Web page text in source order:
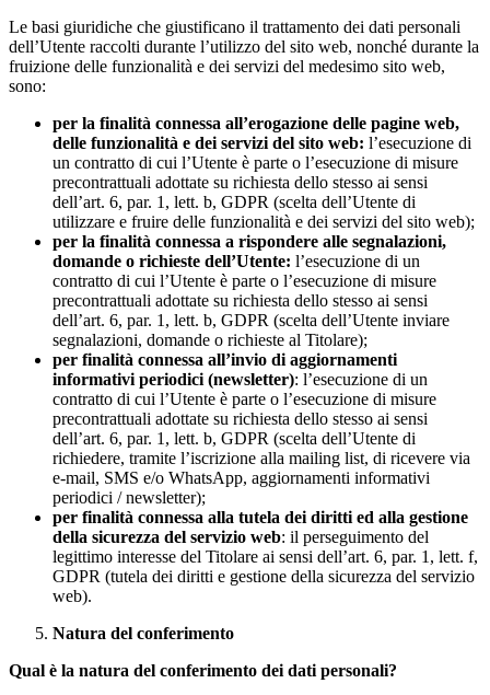
Le basi giuridiche che giustificano il trattamento dei dati personali
dell’Utente raccolti durante l’utilizzo del sito web, nonché durante la
fruizione delle funzionalità e dei servizi del medesimo sito web,
sono:
per la finalità connessa all’erogazione delle pagine web,
delle funzionalità e dei servizi del sito web: l’esecuzione di
un contratto di cui l’Utente è parte o l’esecuzione di misure
precontrattuali adottate su richiesta dello stesso ai sensi
dell’art. 6, par. 1, lett. b, GDPR (scelta dell’Utente di
utilizzare e fruire delle funzionalità e dei servizi del sito web);
per la finalità connessa a rispondere alle segnalazioni,
domande o richieste dell’Utente: l’esecuzione di un
contratto di cui l’Utente è parte o l’esecuzione di misure
precontrattuali adottate su richiesta dello stesso ai sensi
dell’art. 6, par. 1, lett. b, GDPR (scelta dell’Utente inviare
segnalazioni, domande o richieste al Titolare);
per finalità connessa all’invio di aggiornamenti
informativi periodici (newsletter): l’esecuzione di un
contratto di cui l’Utente è parte o l’esecuzione di misure
precontrattuali adottate su richiesta dello stesso ai sensi
dell’art. 6, par. 1, lett. b, GDPR (scelta dell’Utente di
richiedere, tramite l’iscrizione alla mailing list, di ricevere via
e-mail, SMS e/o WhatsApp, aggiornamenti informativi
periodici / newsletter);
per finalità connessa alla tutela dei diritti ed alla gestione
della sicurezza del servizio web: il perseguimento del
legittimo interesse del Titolare ai sensi dell’art. 6, par. 1, lett. f,
GDPR (tutela dei diritti e gestione della sicurezza del servizio
web).
Natura del conferimento
Qual è la natura del conferimento dei dati personali?